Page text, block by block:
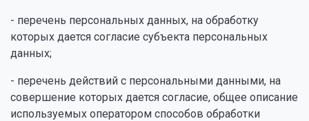
- перечень персональных данных, на обработку
которых дается согласие субъекта персональных
данных;
- перечень действий с персональными данными, на
совершение которых дается согласие, общее описание
используемых оператором способов обработки